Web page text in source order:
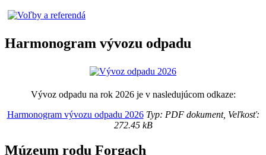
Harmonogram vývozu odpadu
Vývoz odpadu na rok 2026 je v nasledujúcom odkaze:
Harmonogram vývozu odpadu 2026Typ: PDF dokument, Veľkosť:
272.45 kB
Múzeum rodu Forgach